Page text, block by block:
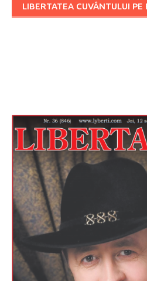
LIBERTATEA CUVÂNTULUI PE